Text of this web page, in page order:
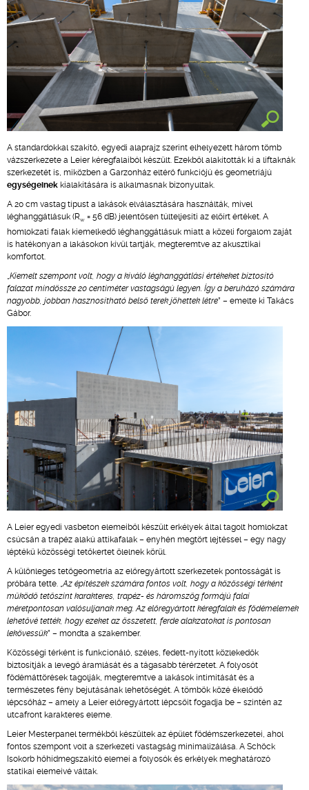
A standardokkal szakító, egyedi alaprajz szerint elhelyezett három tömb
vázszerkezete a Leier kéregfalaiból készült. Ezekből alakították ki a liftaknák
szerkezetét is, miközben a Garzonház eltérő funkciójú és geometriájú
egységeinek kialakítására is alkalmasnak bizonyultak.
A 20 cm vastag típust a lakások elválasztására használták, mivel
léghanggátlásuk (Rw = 56 dB) jelentősen túlteljesíti az előírt értéket. A
homlokzati falak kiemelkedő léghanggátlásuk miatt a közeli forgalom zaját
is hatékonyan a lakásokon kívül tartják, megteremtve az akusztikai
komfortot.
„Kiemelt szempont volt, hogy a kiváló léghanggátlási értékeket biztosító
falazat mindössze 20 centiméter vastagságú legyen. Így a beruházó számára
nagyobb, jobban hasznosítható belső terek jöhettek létre” – emelte ki Takács
Gábor.
A Leier egyedi vasbeton elemeiből készült erkélyek által tagolt homlokzat
csúcsán a trapéz alakú attikafalak – enyhén megtört lejtéssel – egy nagy
léptékű közösségi tetőkertet ölelnek körül.
A különleges tetőgeometria az előregyártott szerkezetek pontosságát is
próbára tette. „Az építészek számára fontos volt, hogy a közösségi térként
működő tetőszint karakteres, trapéz- és háromszög formájú falai
méretpontosan valósuljanak meg. Az előregyártott kéregfalak és födémelemek
lehetővé tették, hogy ezeket az összetett, ferde alakzatokat is pontosan
lekövessük” – mondta a szakember.
Közösségi térként is funkcionáló, széles, fedett-nyitott közlekedők
biztosítják a levegő áramlását és a tágasabb térérzetet. A folyosót
födémáttörések tagolják, megteremtve a lakások intimitását és a
természetes fény bejutásának lehetőségét. A tömbök közé ékelődő
lépcsőház – amely a Leier előregyártott lépcsőit fogadja be – szintén az
utcafront karakteres eleme.
Leier Mesterpanel termékből készültek az épület födémszerkezetei, ahol
fontos szempont volt a szerkezeti vastagság minimalizálása. A Schöck
Isokorb hőhídmegszakító elemei a folyosók és erkélyek meghatározó
statikai elemeivé váltak.